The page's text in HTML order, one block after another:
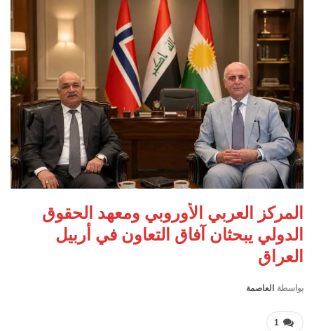
المركز العربي الأوروبي ومعهد الحقوق
الدولي يبحثان آفاق التعاون في أربيل
العراق
بواسطة العاصمة
1